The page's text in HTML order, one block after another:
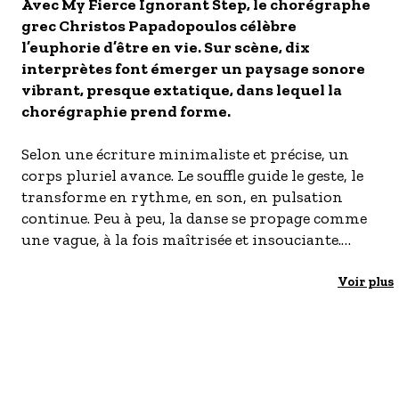
Avec My Fierce Ignorant Step, le chorégraphe
grec Christos Papadopoulos célèbre
l’euphorie d’être en vie. Sur scène, dix
interprètes font émerger un paysage sonore
vibrant, presque extatique, dans lequel la
chorégraphie prend forme.
Selon une écriture minimaliste et précise, un
corps pluriel avance. Le souffle guide le geste, le
transforme en rythme, en son, en pulsation
continue. Peu à peu, la danse se propage comme
une vague, à la fois maîtrisée et insouciante.
Axion Esti de Mikis Theodorakis sur un poèmeVoir plus